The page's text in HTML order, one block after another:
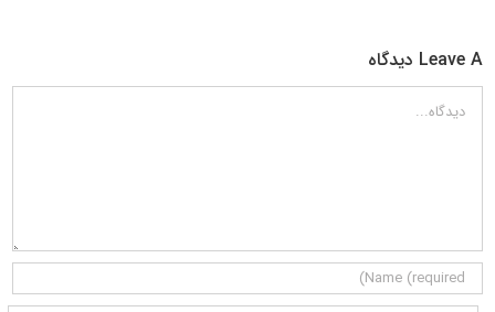
Leave A دیدگاه
دیدگاه